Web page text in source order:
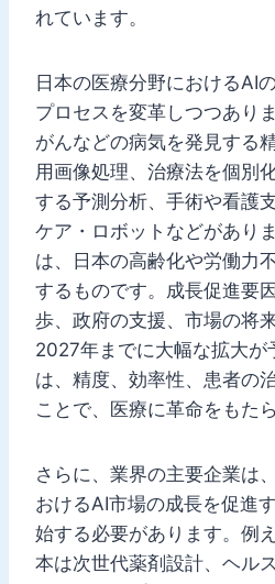
れています。
日本の医療分野におけるAI
プロセスを変革しつつあり
がんなどの病気を発見する
用画像処理、治療法を個別
する予測分析、手術や看護
ケア・ロボットなどがあり
は、日本の高齢化や労働力
するものです。成長促進要
歩、政府の支援、市場の将
2027年までに大幅な拡大が
は、精度、効率性、患者の
ことで、医療に革命をもた
さらに、業界の主要企業は
おけるAI市場の成長を促進
始する必要があります。例
本は次世代薬剤設計、ヘル